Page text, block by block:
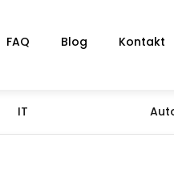
FAQ Blog Kontakt
IT